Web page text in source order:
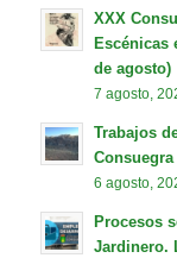
XXX
Escénicas
de agosto)
7 agosto,
Trabajos
Consuegra
6 agosto,
Procesos
Jardinero.